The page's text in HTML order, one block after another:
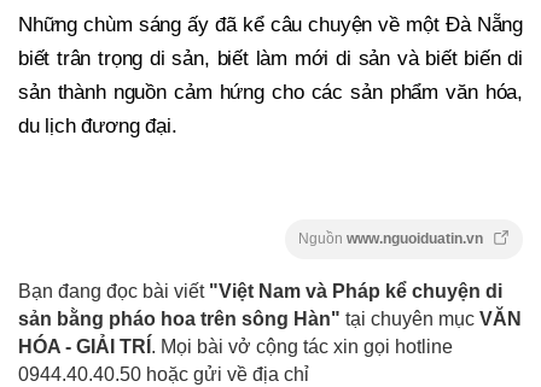
Những chùm sáng ấy đã kể câu chuyện về một Đà Nẵng
biết trân trọng di sản, biết làm mới di sản và biết biến di
sản thành nguồn cảm hứng cho các sản phẩm văn hóa,
du lịch đương đại.
Nguồn www.nguoiduatin.vn
Bạn đang đọc bài viết "Việt Nam và Pháp kể chuyện di
sản bằng pháo hoa trên sông Hàn" tại chuyên mục VĂN
HÓA - GIẢI TRÍ . Mọi bài vở cộng tác xin gọi hotline
0944.40.40.50 hoặc gửi về địa chỉ